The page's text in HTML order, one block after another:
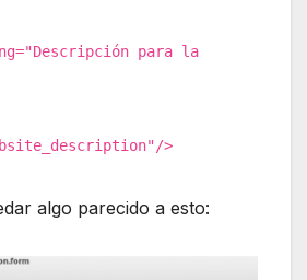
para la
>
algo parecido a esto: